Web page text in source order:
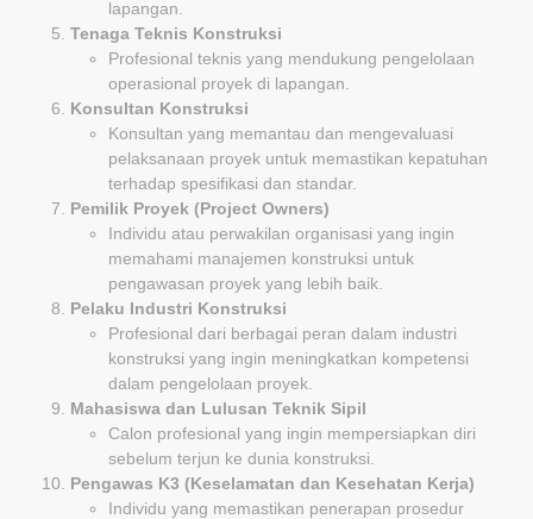
lapangan.
Tenaga Teknis Konstruksi
Profesional teknis yang mendukung pengelolaan
operasional proyek di lapangan.
Konsultan Konstruksi
Konsultan yang memantau dan mengevaluasi
pelaksanaan proyek untuk memastikan kepatuhan
terhadap spesifikasi dan standar.
Pemilik Proyek (Project Owners)
Individu atau perwakilan organisasi yang ingin
memahami manajemen konstruksi untuk
pengawasan proyek yang lebih baik.
Pelaku Industri Konstruksi
Profesional dari berbagai peran dalam industri
konstruksi yang ingin meningkatkan kompetensi
dalam pengelolaan proyek.
Mahasiswa dan Lulusan Teknik Sipil
Calon profesional yang ingin mempersiapkan diri
sebelum terjun ke dunia konstruksi.
Pengawas K3 (Keselamatan dan Kesehatan Kerja)
Individu yang memastikan penerapan prosedur